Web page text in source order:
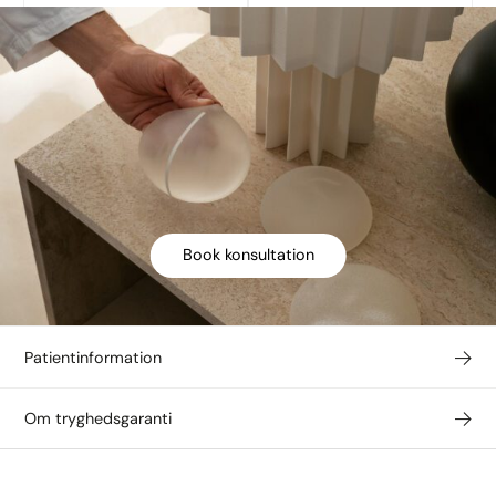
Book konsultation
Patientinformation
Om tryghedsgaranti